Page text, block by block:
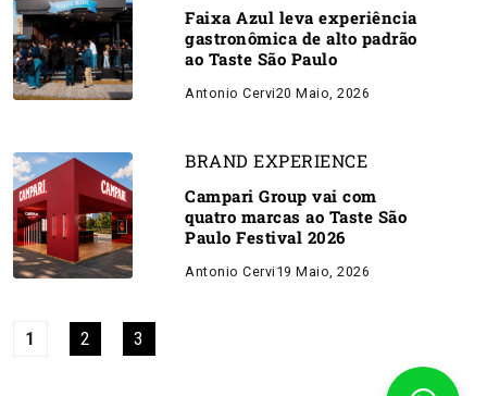
Faixa Azul leva experiência
gastronômica de alto padrão
ao Taste São Paulo
Antonio Cervi20 Maio, 2026
BRAND EXPERIENCE
Campari Group vai com
quatro marcas ao Taste São
Paulo Festival 2026
Antonio Cervi 19 Maio, 2026
1 2 3